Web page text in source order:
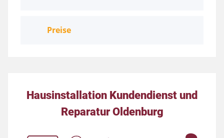
Preise
Hausinstallation Kundendienst und
Reparatur Oldenburg